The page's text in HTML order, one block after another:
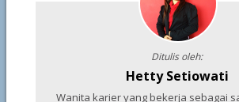
Ditulis oleh:
Hetty Setiowati
Wanita karier yang bekerja sebagai